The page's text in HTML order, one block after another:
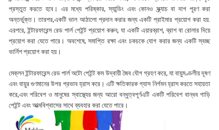
প্রস্তুত করতে হবে। এর মধ্যে পরিষ্কার, স্যান্ডিং এবং কোনও স্ক্র্যাচ বা দাগ পূরণ করা
অন্তর্ভুক্ত। তারপর,একটি ভাল আঠালো প্রদান করার জন্য একটি প্রাইমার প্রয়োগ করা হয়.
এরপরে, ইন্টারফারেন্স রেড পার্ল পেইন্ট প্রয়োগ করুন, যা একটি এয়ারব্রাশ, ব্রাশ বা রোলার দিয়ে
প্রয়োগ করা যেতে পারে। অবশেষে, সমাপ্তি রক্ষা এবং চকচকে যোগ করার জন্য একটি স্বচ্ছ
ভার্নিশ প্রয়োগ করা হয়।
মেক্লন ইন্টারফারেন্স রেড পার্ল অটো পেইন্ট কম উদ্বায়ী জৈব যৌগ গ্রহণ করে, যা বায়ুমণ্ডলীয় দূষণ
এবং বায়ুর গুণমানের উপর প্রভাব হ্রাস করে। এটি ক্ষতিকারক গ্যাস নির্গমন হ্রাস করতে সহায়তা
করে,এবং পরিবেশ ও মানুষের স্বাস্থ্যের জন্য আরো বন্ধুত্বপূর্ণএটি একটি পরিবেশ বান্ধব গাড়ি
পেইন্ট এবং আত্মবিশ্বাসের সাথে ব্যবহার করা যেতে পারে।